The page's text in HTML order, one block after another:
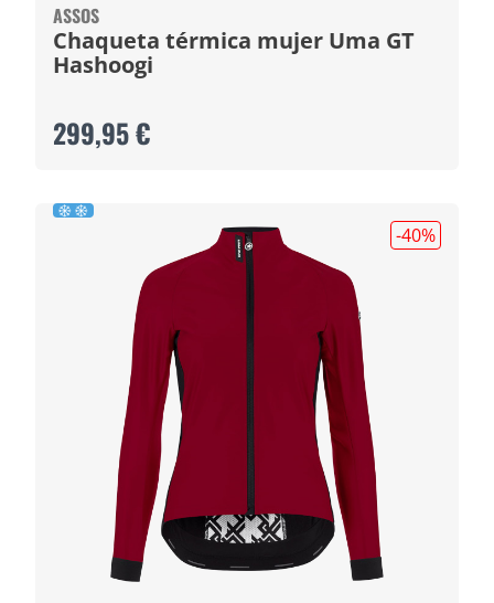
ASSOS
Chaqueta térmica mujer Uma GT
Hashoogi
299,95 €
-40%